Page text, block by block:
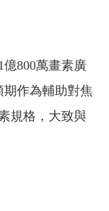
800萬畫素廣
期作為輔助對焦
規格，大致與